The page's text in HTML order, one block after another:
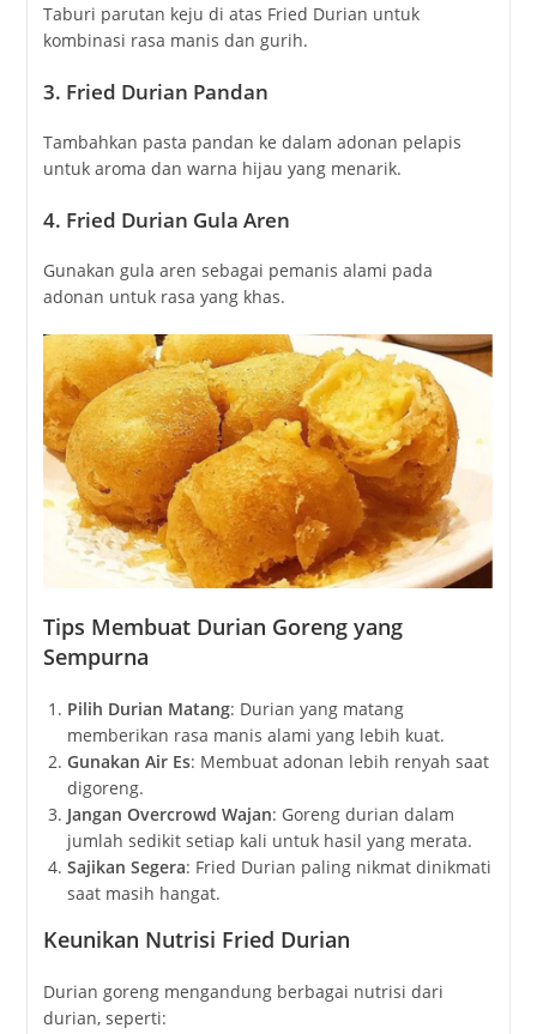
Taburi parutan keju di atas Fried Durian untuk
kombinasi rasa manis dan gurih.
3. Fried Durian Pandan
Tambahkan pasta pandan ke dalam adonan pelapis
untuk aroma dan warna hijau yang menarik.
4. Fried Durian Gula Aren
Gunakan gula aren sebagai pemanis alami pada
adonan untuk rasa yang khas.
Tips Membuat Durian Goreng yang
Sempurna
Pilih Durian Matang: Durian yang matang
memberikan rasa manis alami yang lebih kuat.
Gunakan Air Es: Membuat adonan lebih renyah saat
digoreng.
Jangan Overcrowd Wajan: Goreng durian dalam
jumlah sedikit setiap kali untuk hasil yang merata.
Sajikan Segera: Fried Durian paling nikmat dinikmati
saat masih hangat.
Keunikan Nutrisi Fried Durian
Durian goreng mengandung berbagai nutrisi dari
durian, seperti: